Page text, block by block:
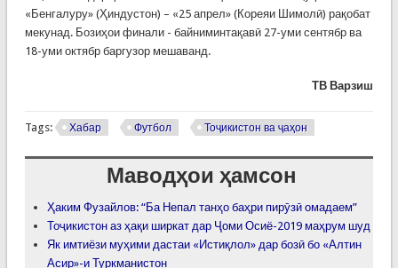
«Бенгалуру» (Ҳиндустон) – «25 апрел» (Кореяи Шимолӣ) рақобат
мекунад. Бозиҳои финали - байниминтақавӣ 27-уми сентябр ва
18-уми октябр баргузор мешаванд.
ТВ Варзиш
Tags: Хабар Футбол Тоҷикистон ва ҷаҳон
Маводҳои ҳамсон
Ҳаким Фузайлов: “Ба Непал танҳо баҳри пирӯзӣ омадаем”
Тоҷикистон аз ҳақи ширкат дар Ҷоми Осиё-2019 маҳрум шуд
Як имтиёзи муҳими дастаи «Истиқлол» дар бозӣ бо «Алтин
Асир»-и Туркманистон